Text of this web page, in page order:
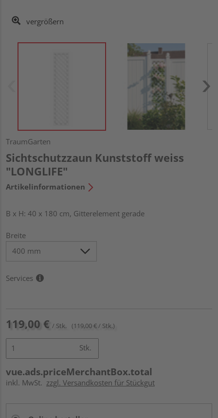
vergrößern
TraumGarten
Sichtschutzzaun Kunststoff weiss
"LONGLIFE"
Artikelinformationen
B x H: 40 x 180 cm, Gitterelement gerade
Breite
Services
119,00 € / Stk. (119,00 € / Stk.)
Stk.
vue.ads.priceMerchantBox.total
inkl. MwSt. zzgl. Versandkosten für Stückgut